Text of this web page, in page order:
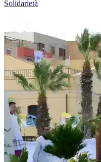
Solidarietà